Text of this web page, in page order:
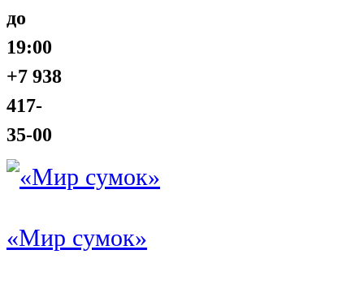
до
19:00
+7 938
417-
35-00
«Мир сумок»